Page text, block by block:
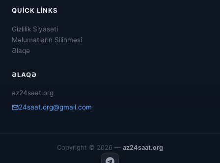
QUICK LINKS
Gizlilik Siyasəti
Məlumatların Silinməsi
Əlaqə
ƏLAQƏ
az24saat.org
24saat.org@gmail.com
Copyright © 2026 — az24saat.org